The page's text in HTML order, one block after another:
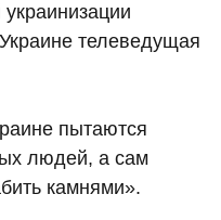
телеведущая
пытаются
людей, а сам
камнями».